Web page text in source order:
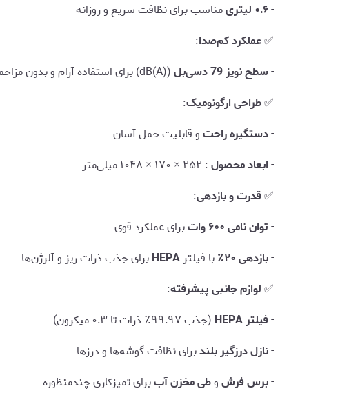
-۰.۶ لیتری
مناسب برای نظافت سریع و روزانه
✅عملکرد کم‌صدا:
-سطح نویز 79 دسی‌بل
(dB(A)) برای استفاده آرام و بدون مزاحمت
✅طراحی ارگونومیک:
-دستگیره راحتو قابلیت حمل آسان
-ابعاد محصول: ۲۵۲ × ۱۷۰ × ۱۰۴۸ میلی‌متر
✅قدرت و بازدهی:
-توان نامی ۶۰۰ وات
برای عملکرد قوی
-بازدهی ۲۰٪ با فیلتر HEPAبرای جذب ذرات ریز و آلرژن‌ها
✅لوازم جانبی پیشرفته:
-فیلتر HEPA
(جذب ۹۹.۹۷٪ ذرات تا ۰.۳ میکرون)
-نازل درزگیر بلندبرای نظافت گوشه‌ها و درزها
-برس فرشوطی مخزن آببرای تمیزکاری چندمنظوره